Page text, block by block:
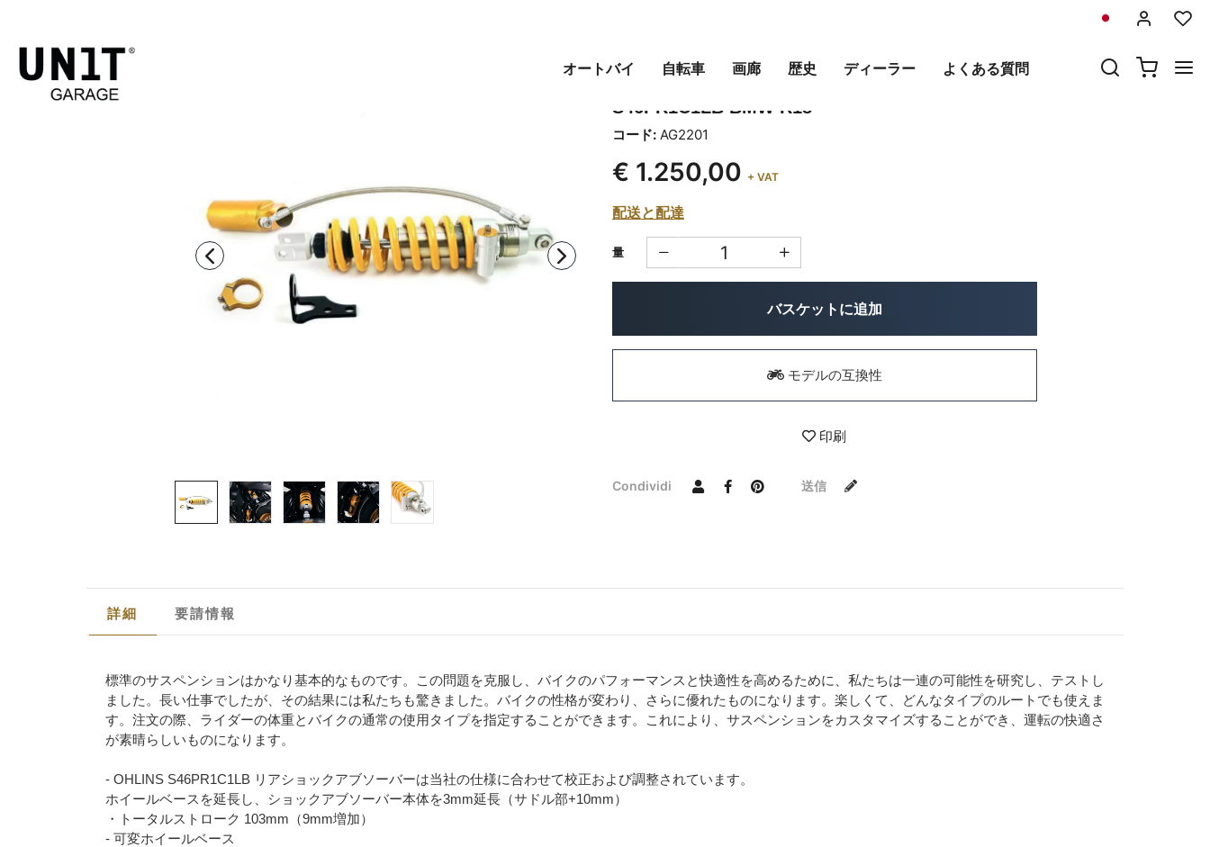
オートバイ 自転車 画廊 歴史 ディーラー よくある質問
オーリンズ リアショックアブソーバー
S46PR1C1LB BMW R18
コード: AG2201
€ 1.250,00 + VAT
配送と配達
量
バスケットに追加
モデルの互換性
印刷
Condividi 送信
詳細 要請情報
標準のサスペンションはかなり基本的なものです。この問題を克服し、バイクのパフォーマンスと快適性を高めるために、私たちは一連の可能性を研究し、テストし
ました。長い仕事でしたが、その結果には私たちも驚きました。バイクの性格が変わり、さらに優れたものになります。楽しくて、どんなタイプのルートでも使えま
す。注文の際、ライダーの体重とバイクの通常の使用タイプを指定することができます。これにより、サスペンションをカスタマイズすることができ、運転の快適さ
が素晴らしいものになります。
- OHLINS S46PR1C1LB リアショックアブソーバーは当社の仕様に合わせて校正および調整されています。
ホイールベースを延長し、ショックアブソーバー本体を3mm延長（サドル部+10mm）
・トータルストローク 103mm（9mm増加）
- 可変ホイールベース